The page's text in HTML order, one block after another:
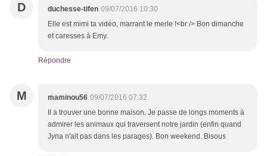
D duchesse-tifen 09/07/2016 10:30
Elle est mimi ta vidéo, marrant le merle !<br /> Bon dimanche
et caresses à Emy.
Répondre
M maminou56 09/07/2016 07:32
Il a trouver une bonne maison. Je passe de longs moments à
admirer les animaux qui traversent notre jardin (enfin quand
Jyna n'ait pas dans les parages). Bon weekend. Bisous